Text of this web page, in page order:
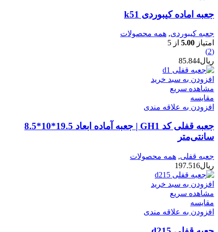
جعبه اماده کیبوردی k51
جعبه کیبوردی, همه محصولات
امتیاز 5.00 از 5
(2)
ریال85.844
افزودن به سبد خرید
مشاهده سریع
مقایسه
افزودن به علاقه مندی
جعبه قفلی کد GH1 | جعبه آماده ابعاد 19.5*10*8.5
سانتی‌متر
جعبه قفلی, همه محصولات
ریال197.516
افزودن به سبد خرید
مشاهده سریع
مقایسه
افزودن به علاقه مندی